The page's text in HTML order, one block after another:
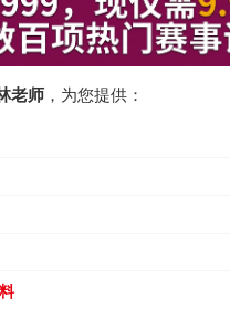
老师 ，为您提供：